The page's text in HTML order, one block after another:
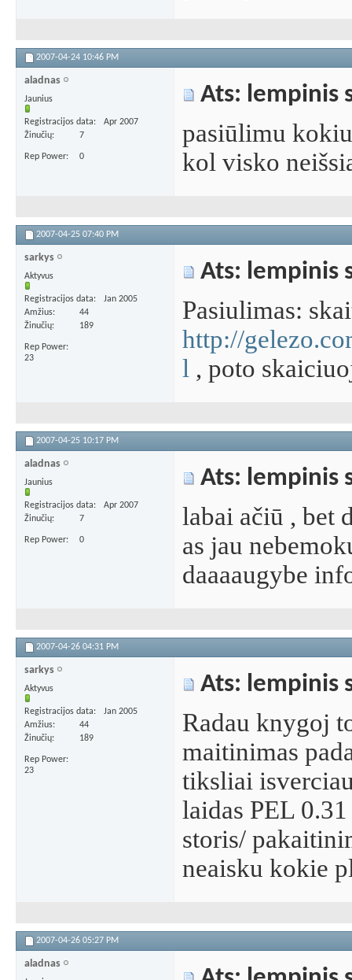
2007-04-24 10:46 PM
aladnas
Jaunius
Registracijos data
Apr 2007
Žinučių
7
Rep Power 0
Ats: lempinis
pasiūlimu
kol visko
2007-04-25 07:40 PM
sarkys
Aktyvus
Registracijos data
Jan 2005
Amžius
44
Žinučių
189
Rep Power
23
Ats: lempinis
Pasiulimas:
http://
l , poto
2007-04-25 10:17 PM
aladnas
Jaunius
Registracijos data
Apr 2007
Žinučių
7
Rep Power 0
Ats: lempinis
labai ačiū , bet
as jau
daaaaugybe
2007-04-26 04:31 PM
sarkys
Aktyvus
Registracijos data
Jan 2005
Amžius
44
Žinučių
189
Rep Power
23
Ats: lempinis
Radau knygoj
maitinimas
tiksliai
laidas PEL
storis/
neaisku kokie
2007-04-26 05:27 PM
aladnas